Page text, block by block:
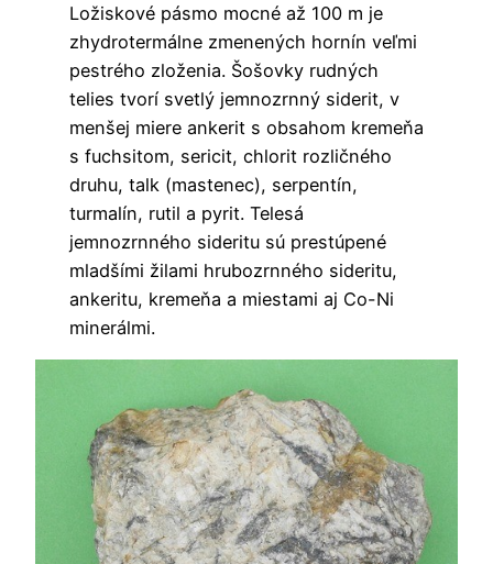
Ložiskové pásmo mocné až 100 m je
zhydrotermálne zmenených hornín veľmi
pestrého zloženia. Šošovky rudných
telies tvorí svetlý jemnozrnný siderit, v
menšej miere ankerit s obsahom kremeňa
s fuchsitom, sericit, chlorit rozličného
druhu, talk (mastenec), serpentín,
turmalín, rutil a pyrit. Telesá
jemnozrnného sideritu sú prestúpené
mladšími žilami hrubozrnného sideritu,
ankeritu, kremeňa a miestami aj Co-Ni
minerálmi.